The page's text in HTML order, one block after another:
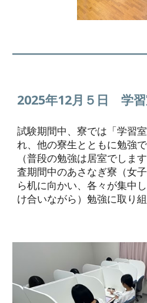
2025年12月５日学
試験期間中、寮では「学習
れ、他の寮生とともに勉強
（普段の勉強は居室でしま
査期間中のあさなぎ寮（女
ら机に向かい、各々が集中
け合いながら）勉強に取り